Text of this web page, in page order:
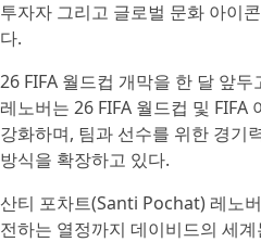
투자자 그리고 글로벌 문화 아이
다.
26 FIFA 월드컵 개막을 한 달 앞
레노버는 26 FIFA 월드컵 및
강화하며, 팀과 선수를 위한 경기
방식을 확장하고 있다.
산티 포차트(Santi Pochat) 레노
전하는 열정까지 데이비드의 세